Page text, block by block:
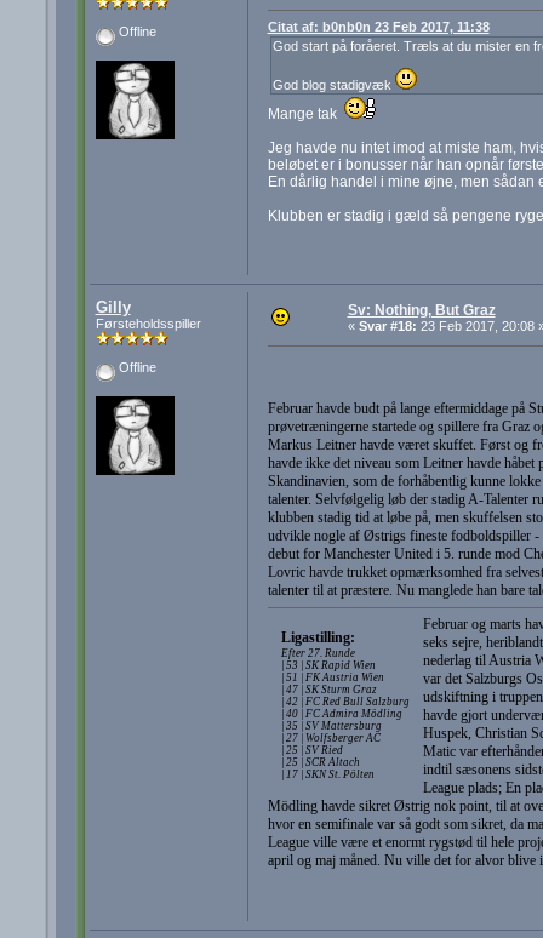
Offline
Citat af: b0nb0n 23 Feb 2017, 11:38
God start på foråeret. Træls at du mister en
God blog stadigvæk
Mange tak
Jeg havde nu intet imod at miste ham,
beløbet er i bonusser når han opnår
En dårlig handel i mine øjne, men sådan
Klubben er stadig i gæld så pengene
Gilly
Førsteholdsspiller
Offline
Sv: Nothing, But Graz
« Svar #18: 23 Feb 2017, 20:08
Februar havde budt på lange eftermiddage på
prøvetræningerne startede og spillere fra Graz
Markus Leitner havde været skuffet. Først og
havde ikke det niveau som Leitner havde
Skandinavien, som de forhåbentlig kunne
talenter. Selvfølgelig løb der stadig A-Talenter
klubben stadig tid at løbe på, men skuffelsen
udvikle nogle af Østrigs fineste fodboldspiller -
debut for Manchester United i 5. runde mod
Lovric havde trukket opmærksomhed fra
talenter til at præstere. Nu manglede han bare
Ligastilling:
Efter 27. Runde
| 53 | SK Rapid Wien
| 51 | FK Austria Wien
| 47 | SK Sturm Graz
| 42 | FC Red Bull Salzburg
| 40 | FC Admira Mödling
| 35 | SV Mattersburg
| 27 | Wolfsberger AC
| 25 | SV Ried
| 25 | SCR Altach
| 17 | SKN St. Pölten
Februar og marts
seks sejre,
nederlag til Austria
var det Salzburgs
udskiftning i
havde gjort
Huspek, Christian
Matic var
indtil sæsonens
League plads; En
Mödling havde sikret Østrig nok point, til at
hvor en semifinale var så godt som sikret, da
League ville være et enormt rygstød til hele
april og maj måned. Nu ville det for alvor blive